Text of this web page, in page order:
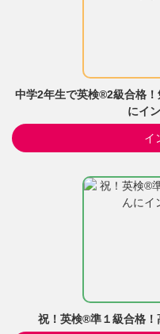
中学2年生で英検®2級合格
にイ
イ
祝！英検®準１級合格！